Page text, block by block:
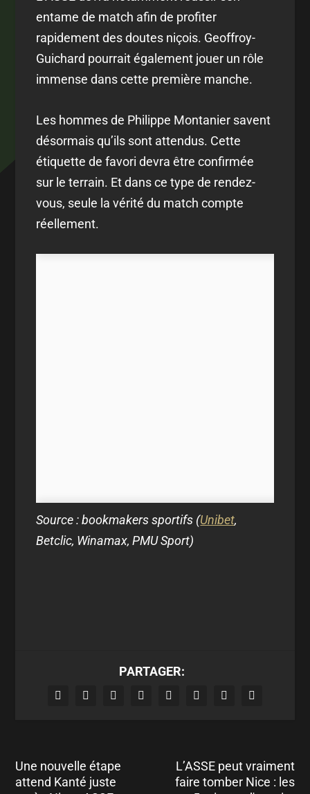
entame de match afin de profiter
rapidement des doutes niçois. Geoffroy-
Guichard pourrait également jouer un rôle
immense dans cette première manche.
Les hommes de Philippe Montanier savent
désormais qu’ils sont attendus. Cette
étiquette de favori devra être confirmée
sur le terrain. Et dans ce type de rendez-
vous, seule la vérité du match compte
réellement.
Source : bookmakers sportifs (Unibet,
Betclic, Winamax, PMU Sport)
PARTAGER:
Une nouvelle étape
attend Kanté juste
L’ASSE peut vraiment
faire tomber Nice : les